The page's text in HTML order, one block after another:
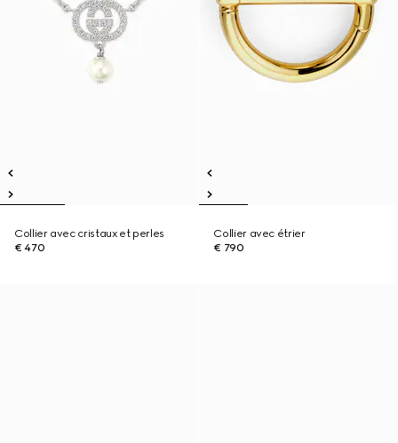
Collier avec cristaux et perles
€ 470
Collier avec étrier
€ 790